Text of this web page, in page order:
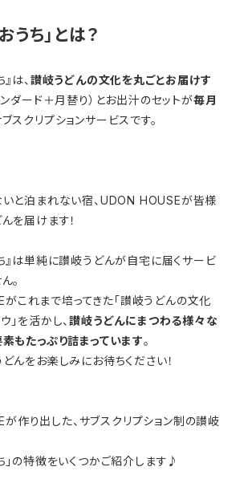
うち」とは？
は、 讃岐うどんの文化を丸ごとお届けす
ンダード＋月替り）とお出汁のセットが毎月
スクリプションサービスです。
いと泊まれない宿、UDON HOUSEが皆様
を届けます！
』は単純に讃岐うどんが自宅に届くサービ
。
これまで培ってきた「讃岐うどんの文化
」を活かし、讃岐うどんにまつわる様々な
もたっぷり詰まっています。
んをお楽しみにお待ちください！
作り出した、サブスクリプション制の讃岐
」の特徴をいくつかご紹介します♪